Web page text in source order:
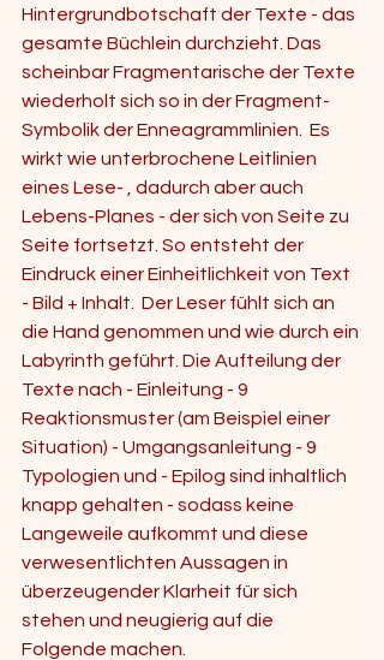
Hintergrundbotschaft der Texte - das
gesamte Büchlein durchzieht. Das
scheinbar Fragmentarische der Texte
wiederholt sich so in der Fragment-
Symbolik der Enneagrammlinien.  Es
wirkt wie unterbrochene Leitlinien
eines Lese- , dadurch aber auch
Lebens-Planes - der sich von Seite zu
Seite fortsetzt. So entsteht der
Eindruck einer Einheitlichkeit von Text
- Bild + Inhalt.  Der Leser fühlt sich an
die Hand genommen und wie durch ein
Labyrinth geführt. Die Aufteilung der
Texte nach - Einleitung - 9
Reaktionsmuster (am Beispiel einer
Situation) - Umgangsanleitung - 9
Typologien und - Epilog sind inhaltlich
knapp gehalten - sodass keine
Langeweile aufkommt und diese
verwesentlichten Aussagen in
überzeugender Klarheit für sich
stehen und neugierig auf die
Folgende machen.